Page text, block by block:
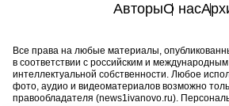
АвторыО нас
Все права на любые материалы,
в соответствии с российским и
интеллектуальной собственности. Любое
фото, аудио и видеоматериалов возможно
правообладателя (news1ivanovo.ru).